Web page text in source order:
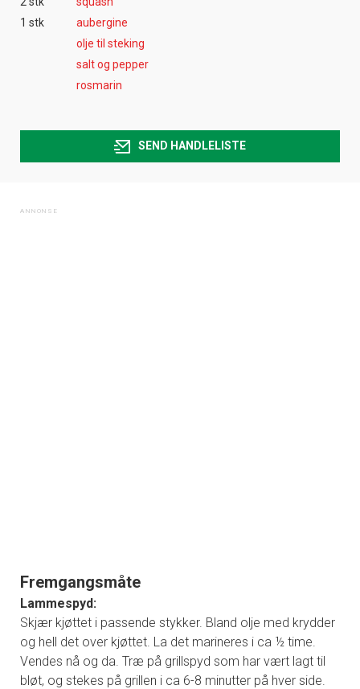
1 stk
aubergine
olje til steking
salt og pepper
rosmarin
SEND HANDLELISTE
Fremgangsmåte
Lammespyd:
Skjær kjøttet i passende stykker. Bland olje med krydder
og hell det over kjøttet. La det marineres i ca ½ time.
Vendes nå og da. Træ på grillspyd som har vært lagt til
bløt, og stekes på grillen i ca 6-8 minutter på hver side.